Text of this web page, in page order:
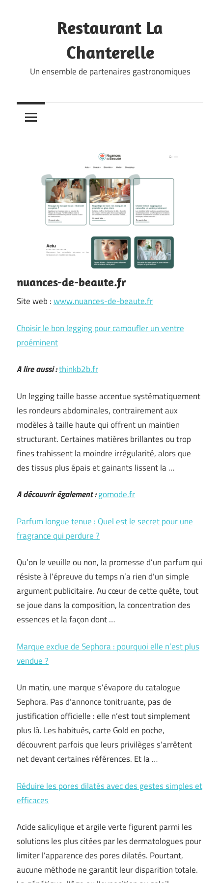
Restaurant La
Chanterelle
Un ensemble de partenaires gastronomiques
nuances-de-beaute.fr
Site web :www.nuances-de-beaute.fr
Choisir le bon legging pour camoufler un ventre
proéminent
A lire aussi :thinkb2b.fr
Un legging taille basse accentue systématiquement
les rondeurs abdominales, contrairement aux
modèles à taille haute qui offrent un maintien
structurant. Certaines matières brillantes ou trop
fines trahissent la moindre irrégularité, alors que
des tissus plus épais et gainants lissent la …
A découvrir également :gomode.fr
Parfum longue tenue : Quel est le secret pour une
fragrance qui perdure ?
Qu’on le veuille ou non, la promesse d’un parfum qui
résiste à l’épreuve du temps n’a rien d’un simple
argument publicitaire. Au cœur de cette quête, tout
se joue dans la composition, la concentration des
essences et la façon dont …
Marque exclue de Sephora : pourquoi elle n’est plus
vendue ?
Un matin, une marque s’évapore du catalogue
Sephora. Pas d’annonce tonitruante, pas de
justification officielle : elle n’est tout simplement
plus là. Les habitués, carte Gold en poche,
découvrent parfois que leurs privilèges s’arrêtent
net devant certaines références. Et la …
Réduire les pores dilatés avec des gestes simples et
efficaces
Acide salicylique et argile verte figurent parmi les
solutions les plus citées par les dermatologues pour
limiter l’apparence des pores dilatés. Pourtant,
aucune méthode ne garantit leur disparition totale.